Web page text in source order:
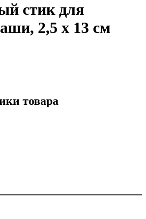
стик для
2,5 х 13 см
товара